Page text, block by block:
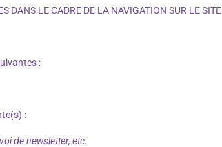
DANS LE CADRE DE LA NAVIGATION SUR LE SITE
:
:
de newsletter, etc.